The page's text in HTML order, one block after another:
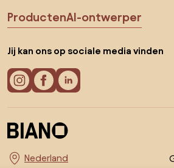
ProductenAI-ontwerper
Jij kan ons op sociale media vinden
Kies land